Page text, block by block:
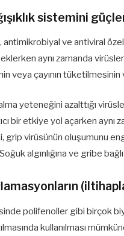
sistemini
antimikrobiyal ve antiviral
aynı zamanda
veya çayının
yeteneğini azalttığı
bir etkiye yol açarken
grip virüsünün oluşumunu
algınlığına ve gribe
polifenoller gibi birçok
kullanılması